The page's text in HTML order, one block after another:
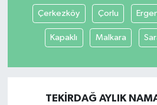
Çerkezköy Çorlu
Kapaklı Malkara
TEKIRDAĞ AYLIK